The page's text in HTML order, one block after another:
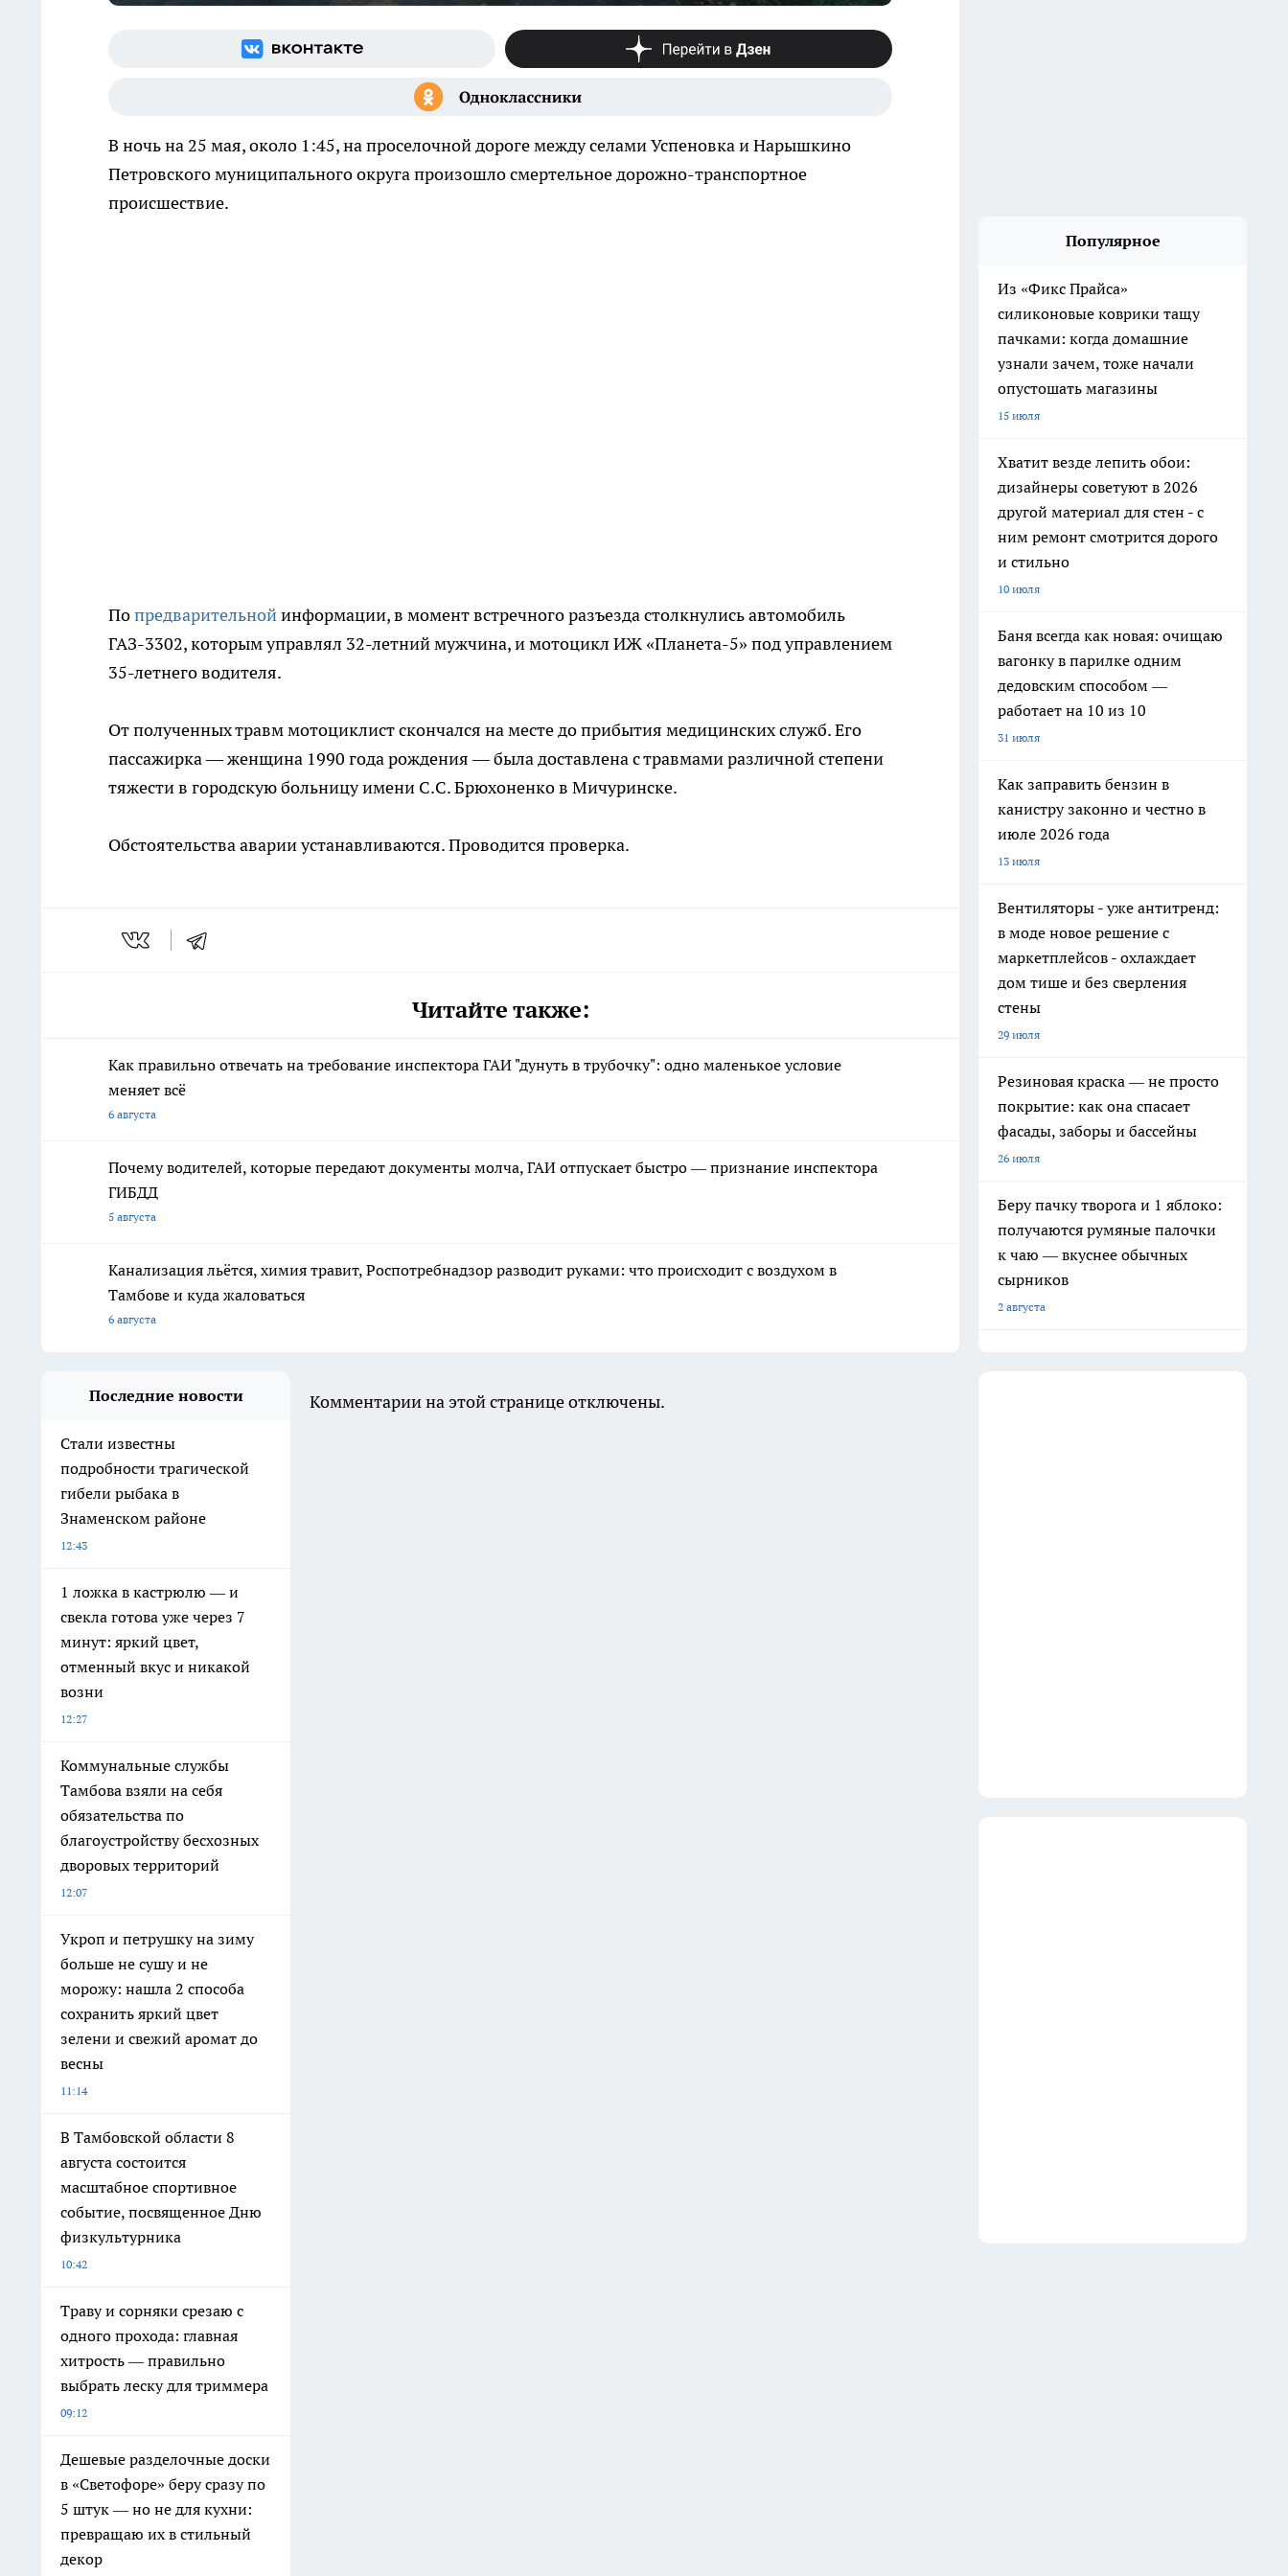
В ночь на 25 мая, около 1:45, на проселочной дороге между селами Успеновка и Нарышкино
Петровского муниципального округа произошло смертельное дорожно-транспортное
происшествие.
Попредварительнойинформации, в момент встречного разъезда столкнулись автомобиль
ГАЗ-3302, которым управлял 32-летний мужчина, и мотоцикл ИЖ «Планета-5» под управлением
35-летнего водителя.
От полученных травм мотоциклист скончался на месте до прибытия медицинских служб. Его
пассажирка — женщина 1990 года рождения — была доставлена с травмами различной степени
тяжести в городскую больницу имени С.С. Брюхоненко в Мичуринске.
Обстоятельства аварии устанавливаются. Проводится проверка.
Читайте также:
Как правильно отвечать на требование инспектора ГАИ "дунуть в трубочку": одно маленькое условие
меняет всё
6 августа
Почему водителей, которые передают документы молча, ГАИ отпускает быстро — признание инспектора
ГИБДД
5 августа
Канализация льётся, химия травит, Роспотребнадзор разводит руками: что происходит с воздухом в
Тамбове и куда жаловаться
6 августа
Популярное
Из «Фикс Прайса»
силиконовые коврики тащу
пачками: когда домашние
узнали зачем, тоже начали
опустошать магазины
15 июля
Хватит везде лепить обои:
дизайнеры советуют в 2026
другой материал для стен - с
ним ремонт смотрится дорого
и стильно
10 июля
Баня всегда как новая: очищаю
вагонку в парилке одним
дедовским способом —
работает на 10 из 10
31 июля
Как заправить бензин в
канистру законно и честно в
июле 2026 года
13 июля
Вентиляторы - уже антитренд:
в моде новое решение с
маркетплейсов - охлаждает
дом тише и без сверления
стены
29 июля
Резиновая краска — не просто
покрытие: как она спасает
фасады, заборы и бассейны
26 июля
Беру пачку творога и 1 яблоко:
получаются румяные палочки
к чаю — вкуснее обычных
сырников
2 августа
Последние новости
Стали известны
подробности трагической
гибели рыбака в
Знаменском районе
12:43
1 ложка в кастрюлю — и
свекла готова уже через 7
минут: яркий цвет,
отменный вкус и никакой
возни
12:27
Коммунальные службы
Тамбова взяли на себя
обязательства по
благоустройству бесхозных
дворовых территорий
12:07
Укроп и петрушку на зиму
больше не сушу и не
морожу: нашла 2 способа
сохранить яркий цвет
зелени и свежий аромат до
весны
11:14
В Тамбовской области 8
августа состоится
масштабное спортивное
событие, посвященное Дню
физкультурника
10:42
Траву и сорняки срезаю с
одного прохода: главная
хитрость — правильно
выбрать леску для триммера
09:12
Дешевые разделочные доски
в «Светофоре» беру сразу по
5 штук — но не для кухни:
превращаю их в стильный
декор
Комментарии на этой странице отключены.